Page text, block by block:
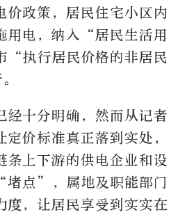
价政策，居民住宅小区内
用电，纳入“居民生活用
“执行居民价格的非居民
经十分明确，然而从记者
价标准真正落到实处，
条上下游的供电企业和设
堵点”，属地及职能部门
度，让居民享受到实实在